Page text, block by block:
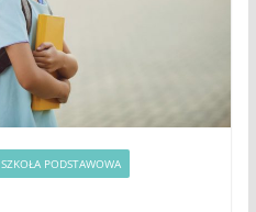
SZKOŁA PODSTAWOWA